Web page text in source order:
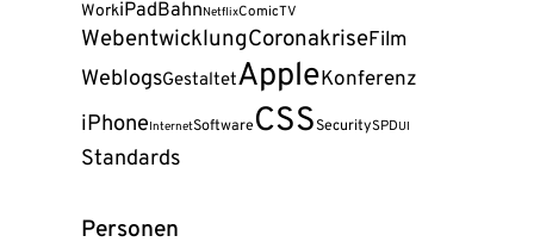
WorkiPadBahnNetflixComicTV
WebentwicklungCoronakriseFilm
WeblogsGestaltetAppleKonferenz
iPhoneInternetSoftwareCSSSecuritySPDUI
Standards
Personen